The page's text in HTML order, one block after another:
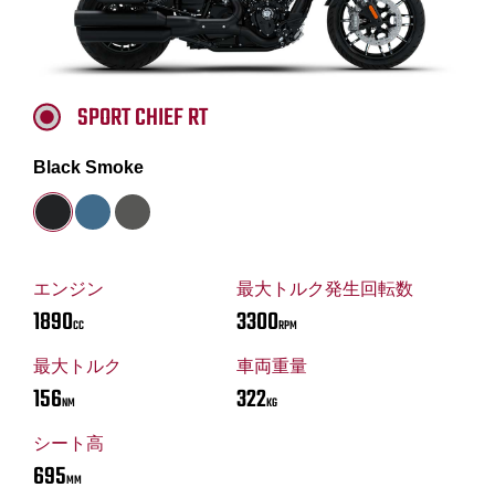
エンジン
1890CC
最大トルク発生回転数
3300RPM
最大トルク
156NM
車両重量
322KG
シート高
695MM
SPORT CHIEF RT
Black Smoke